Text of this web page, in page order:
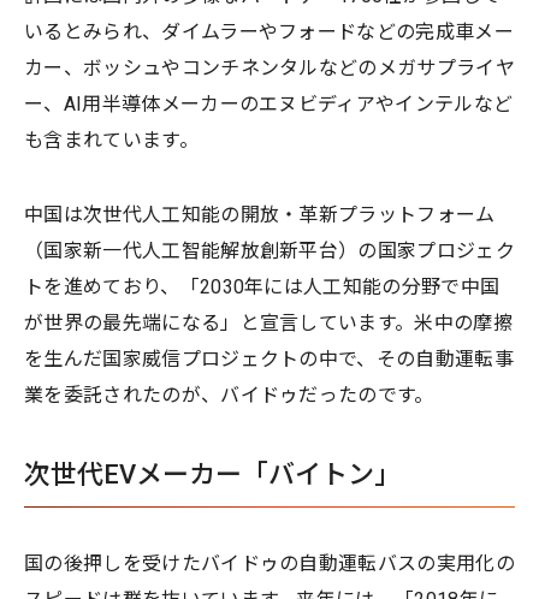
いるとみられ、ダイムラーやフォードなどの完成車メー
カー、ボッシュやコンチネンタルなどのメガサプライヤ
ー、AI用半導体メーカーのエヌビディアやインテルなど
も含まれています。
中国は次世代人工知能の開放・革新プラットフォーム
（国家新一代人工智能解放創新平台）の国家プロジェク
トを進めており、「2030年には人工知能の分野で中国
が世界の最先端になる」と宣言しています。米中の摩擦
を生んだ国家威信プロジェクトの中で、その自動運転事
業を委託されたのが、バイドゥだったのです。
次世代EVメーカー「バイトン」
国の後押しを受けたバイドゥの自動運転バスの実用化の